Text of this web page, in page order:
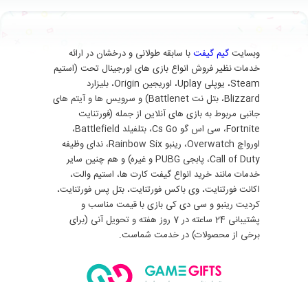
وبسایت گیم گیفتبا سابقه طولانی و درخشان در ارائه
خدمات نظیر فروش انواع بازی های اورجینال تحت (استیم
Steam، یوپلی Uplay، اوریجین Origin، بلیزارد
Blizzard، بتل نت Battlenet) و سرویس ها و آیتم های
جانبی مربوط به بازی های آنلاین از جمله (فورتنایت
Fortnite، سی اس گو Cs Go، بتلفیلد Battlefield،
اورواچ Overwatch، رینبو Rainbow Six، ندای وظیفه
Call of Duty، پابجی PUBG و غیره) و هم چنین سایر
خدمات مانند خرید انواع گیفت کارت ها، استیم والت،
اکانت فورتنایت، وی باکس فورتنایت، بتل پس فورتنایت،
کردیت رینبو و سی دی کی بازی با قیمت مناسب و
پشتیبانی 24 ساعته در 7 روز هفته و تحویل آنی (برای
برخی از محصولات) در خدمت شماست.